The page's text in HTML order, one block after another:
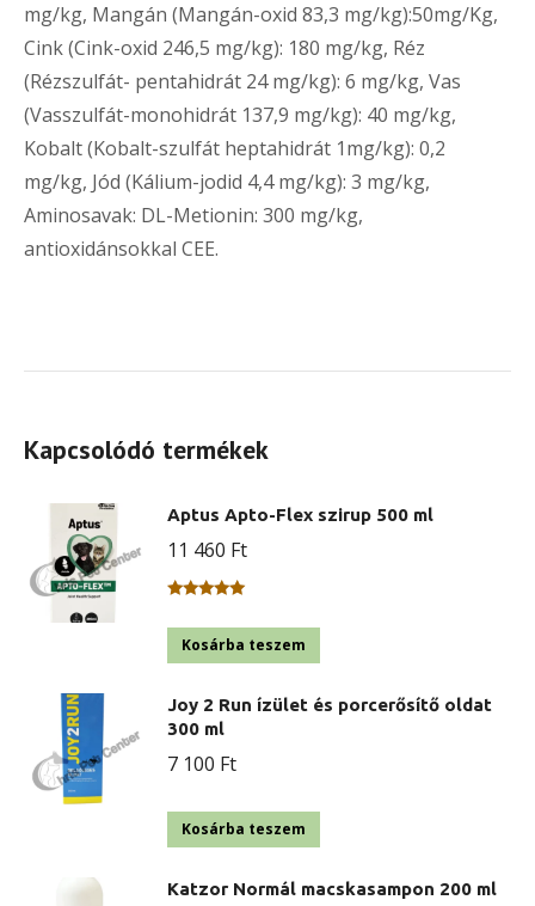
mg/kg, Mangán (Mangán-oxid 83,3 mg/kg):50mg/Kg,
Cink (Cink-oxid 246,5 mg/kg): 180 mg/kg, Réz
(Rézszulfát- pentahidrát 24 mg/kg): 6 mg/kg, Vas
(Vasszulfát-monohidrát 137,9 mg/kg): 40 mg/kg,
Kobalt (Kobalt-szulfát heptahidrát 1mg/kg): 0,2
mg/kg, Jód (Kálium-jodid 4,4 mg/kg): 3 mg/kg,
Aminosavak: DL-Metionin: 300 mg/kg,
antioxidánsokkal CEE.
Kapcsolódó termékek
Aptus Apto-Flex szirup 500 ml
11 460 Ft
5.00/ 5
Kosárba teszem
Joy 2 Run ízület és porcerősítő oldat
300 ml
7 100 Ft
Kosárba teszem
Katzor Normál macskasampon 200 ml